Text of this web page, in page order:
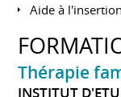
Aide à
Thérapie
INSTITUT